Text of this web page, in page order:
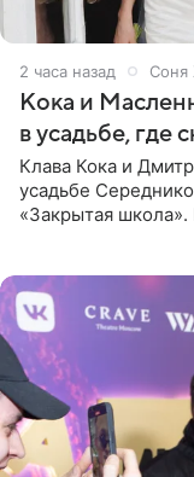
2 часа назад Соня
Кока и
в усадьбе, где
Клава Кока и
усадьбе
«Закрытая